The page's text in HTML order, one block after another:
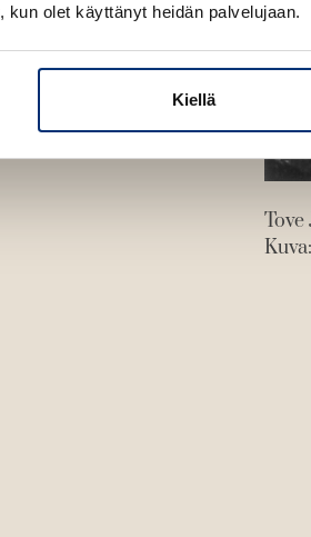
olet käyttänyt heidän palvelujaan.
Kiellä
Tove